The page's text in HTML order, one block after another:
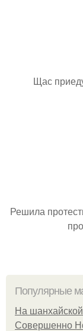
Щас
Решила
Популярные
На
Совершенно